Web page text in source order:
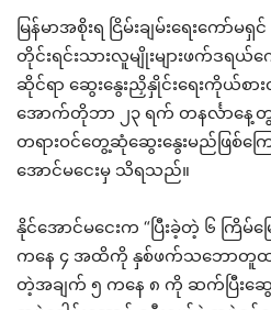
မြန်မာအစိုးရ ငြိမ်းချမ်းရေးကော်
တိုင်းရင်းသားလူမျိုးများဖက်ဒရယ်က
ဆိုင်ရာ ဆွေးနွေးညှိနှိုင်းရေးကိုယ်စ
အောက်တိုဘာ ၂၃ ရက် တနင်္လာနေ့တွ
တရားဝင်တွေ့ဆုံဆွေးနွေးမည်ဖြစ်ကြော
အောင်မငေးမှ သိရသည်။
နိုင်အောင်မငေးက “ပြီးခဲ့တဲ့ ၆ ကြိမ်
ကနေ ၄ အထိကို နှစ်ဖက်သဘောတူထား
တဲ့အချက် ၅ ကနေ ၈ ကို ဆက်ပြီးဆွေး